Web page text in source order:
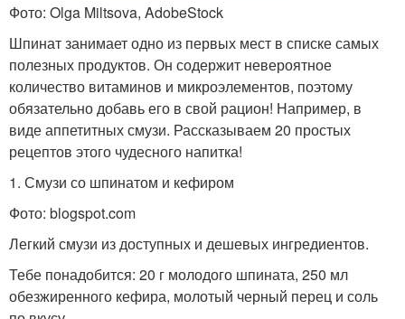
Фото: Olga Miltsova, AdobeStock
Шпинат занимает одно из первых мест в списке самых
полезных продуктов. Он содержит невероятное
количество витаминов и микроэлементов, поэтому
обязательно добавь его в свой рацион! Например, в
виде аппетитных смузи. Рассказываем 20 простых
рецептов этого чудесного напитка!
1. Смузи со шпинатом и кефиром
Фото: blogspot.com
Легкий смузи из доступных и дешевых ингредиентов.
Тебе понадобится: 20 г молодого шпината, 250 мл
обезжиренного кефира, молотый черный перец и соль